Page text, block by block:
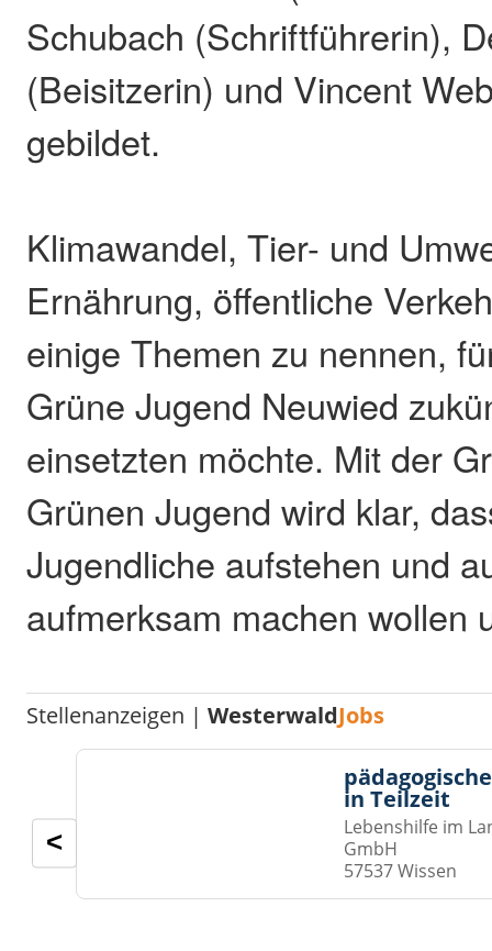
Schubach (Schriftführerin),
(Beisitzerin) und Vincent
gebildet.
Klimawandel, Tier- und
Ernährung, öffentliche
einige Themen zu nennen,
Grüne Jugend Neuwied
einsetzten möchte. Mit der
Grünen Jugend wird klar,
Jugendliche aufstehen und
aufmerksam machen wollen
Stellenanzeigen |WesterwaldJobs
in Teilzeit
Lebenshilfe im
GmbH
57537 Wissen
<